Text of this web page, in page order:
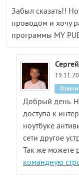
Забыл сказать!!
проводом и хочу
программы MY
Сергей
Добрый день.
доступа к
ноутбуке
сети другое
Так же можете
командную